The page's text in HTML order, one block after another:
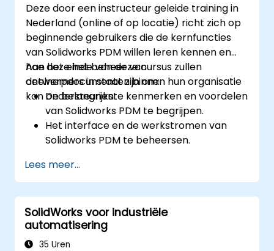
Deze door een instructeur geleide training in
Nederland (online of op locatie) richt zich op
beginnende gebruikers die de kernfuncties
van Solidworks PDM willen leren kennen en
hoe deze het beheer van
ontwerpdocumenten binnen hun organisatie
kan ondersteunen.
Aan het einde van deze cursus zullen
deelnemers in staat zijn om:
De belangrijkste kenmerken en voordelen
van Solidworks PDM te begrijpen.
Het interface en de werkstromen van
Solidworks PDM te beheersen.
in- en uitchecken, versiebeheer en het
doorzoeken van bestanden.
Administratieve mogelijkheden te
verkennen, waaronder configuratie van
vaults, gebruikersrechten en aanpassing
van werkstromen.
Lees meer...
SolidWorks voor industriële
automatisering
35 Uren